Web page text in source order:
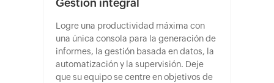
Gestión integral
Logre una productividad máxima con
una única consola para la generación de
informes, la gestión basada en datos, la
automatización y la supervisión. Deje
que su equipo se centre en objetivos de